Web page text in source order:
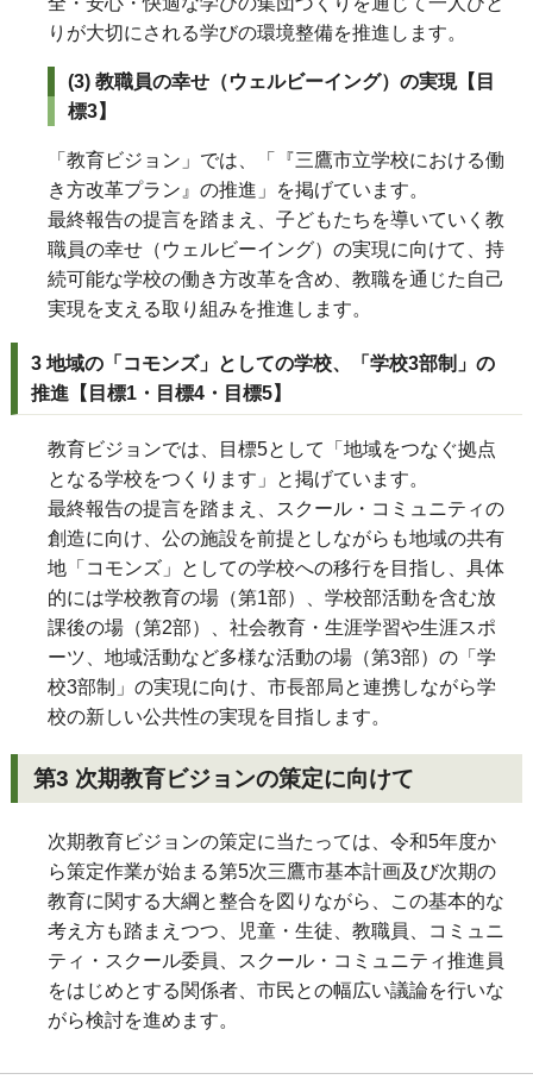
りが大切にされる学びの環境整備を推進します。
(3) 教職員の幸せ（ウェルビーイング）の実現【目
標3】
「教育ビジョン」では、「『三鷹市立学校における働
き方改革プラン』の推進」を掲げています。
最終報告の提言を踏まえ、子どもたちを導いていく教
職員の幸せ（ウェルビーイング）の実現に向けて、持
続可能な学校の働き方改革を含め、教職を通じた自己
実現を支える取り組みを推進します。
3 地域の「コモンズ」としての学校、「学校3部制」の
推進【目標1・目標4・目標5】
教育ビジョンでは、目標5として「地域をつなぐ拠点
となる学校をつくります」と掲げています。
最終報告の提言を踏まえ、スクール・コミュニティの
創造に向け、公の施設を前提としながらも地域の共有
地「コモンズ」としての学校への移行を目指し、具体
的には学校教育の場（第1部）、学校部活動を含む放
課後の場（第2部）、社会教育・生涯学習や生涯スポ
ーツ、地域活動など多様な活動の場（第3部）の「学
校3部制」の実現に向け、市長部局と連携しながら学
校の新しい公共性の実現を目指します。
第3 次期教育ビジョンの策定に向けて
次期教育ビジョンの策定に当たっては、令和5年度か
ら策定作業が始まる第5次三鷹市基本計画及び次期の
教育に関する大綱と整合を図りながら、この基本的な
考え方も踏まえつつ、児童・生徒、教職員、コミュニ
ティ・スクール委員、スクール・コミュニティ推進員
をはじめとする関係者、市民との幅広い議論を行いな
がら検討を進めます。